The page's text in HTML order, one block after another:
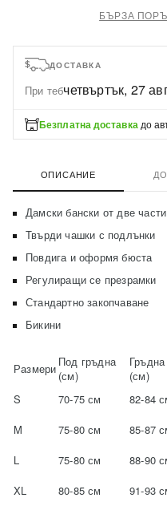
БЪРЗА
ДОСТАВКА
При тебчетвъртък, 27
Безплатна доставка до
ОПИСАНИЕ
Дамски бански от две части
Твърди чашки с подлънки
Повдига и оформя бюста
Регулиращи се презрамки
Стандартно закопчаване
Бикини
Размери Под гръдна
(см)
Гръдна
(см)
S
70-75 см 82-84
M
75-80 см 85-87
L
75-80 см 88-90
XL
80-85 см 91-93